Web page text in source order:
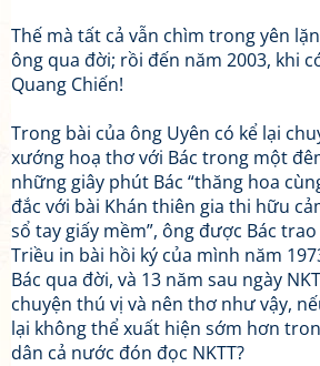
Thế mà tất cả vẫn chìm trong yên
ông qua đời; rồi đến năm 2003, khi
Quang Chiến!
Trong bài của ông Uyên có kể lại
xướng hoạ thơ với Bác trong một
những giây phút Bác “thăng hoa
đắc với bài Khán thiên gia thi hữu
sổ tay giấy mềm”, ông được Bác
Triều in bài hồi ký của mình năm
Bác qua đời, và 13 năm sau ngày
chuyện thú vị và nên thơ như vậy,
lại không thể xuất hiện sớm hơn
dân cả nước đón đọc NKTT?